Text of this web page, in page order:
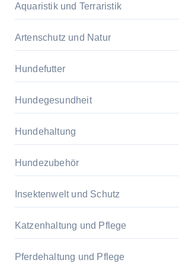
Aquaristik und Terraristik
Artenschutz und Natur
Hundefutter
Hundegesundheit
Hundehaltung
Hundezubehör
Insektenwelt und Schutz
Katzenhaltung und Pflege
Pferdehaltung und Pflege